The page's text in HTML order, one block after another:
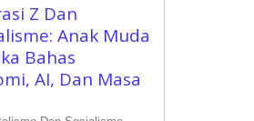
Z Dan
Anak Muda
Bahas
AI, Dan Masa